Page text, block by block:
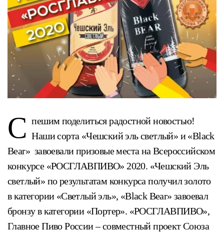
С пешим поделиться радостной новостью!
Наши сорта «Чешский эль светлый» и «Black
Bear» завоевали призовые места на Всероссийском
конкурсе «РОСГЛАВПИВО» 2020. «Чешский Эль
светлый» по результатам конкурса получил золото
в категории «Светлый эль», «Black Bear» завоевал
бронзу в категории «Портер». «РОСГЛАВПИВО»,
Главное Пиво России – совместный проект Союза